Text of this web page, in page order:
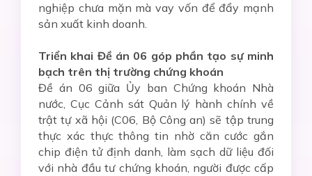
nghiệp chưa mặn mà vay vốn để đẩy mạnh
sản xuất kinh doanh.
Triển khai Đề án 06 góp phần tạo sự minh
bạch trên thị trường chứng khoán
Đề án 06 giữa Ủy ban Chứng khoán Nhà
nước, Cục Cảnh sát Quản lý hành chính về
trật tự xã hội (C06, Bộ Công an) sẽ tập trung
thực xác thực thông tin nhờ căn cước gắn
chip điện tử định danh, làm sạch dữ liệu đối
với nhà đầu tư chứng khoán, người được cấp